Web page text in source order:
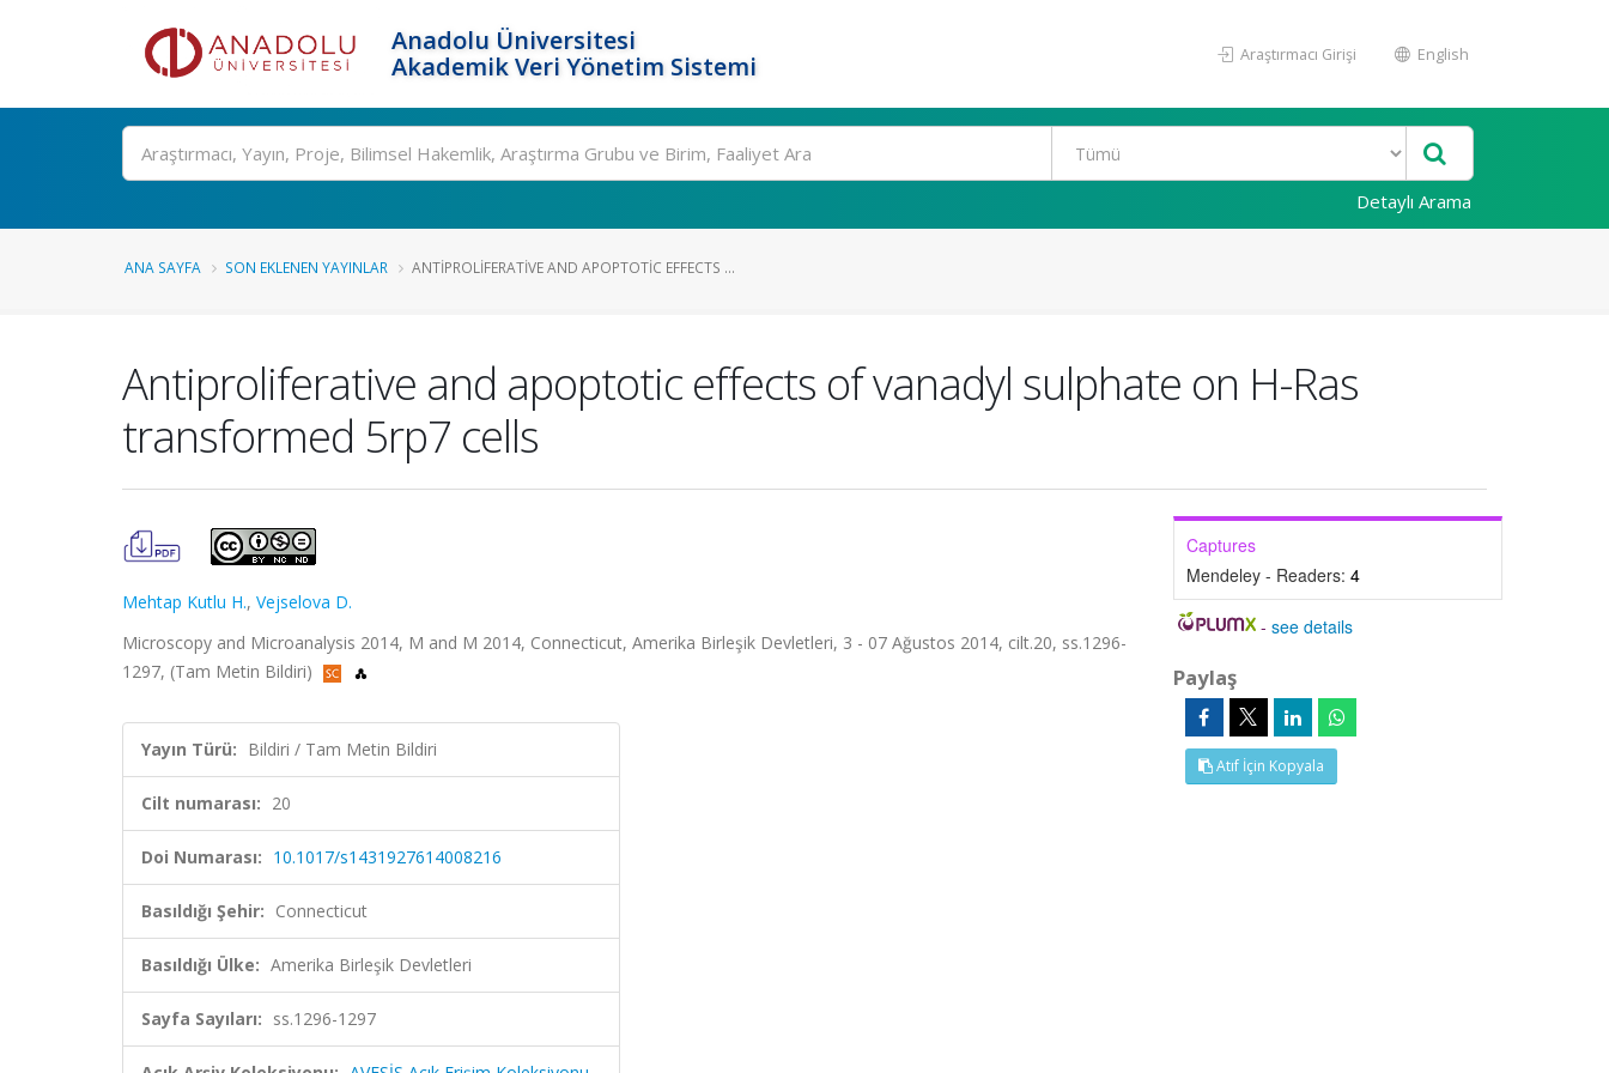
Anadolu Üniversitesi
Akademik Veri Yönetim Sistemi
Araştırmacı Girişi English
Ara
Detaylı Arama
ANA SAYFA SON EKLENEN YAYINLAR ANTIPROLIFERATIVE AND APOPTOTIC EFFECTS ...
Antiproliferative and apoptotic effects of vanadyl sulphate on H-Ras
transformed 5rp7 cells
Mehtap Kutlu H., Vejselova D.
Microscopy and Microanalysis 2014, M and M 2014, Connecticut, Amerika Birleşik Devletleri, 3 - 07 Ağustos 2014, cilt.20, ss.1296-
1297, (Tam Metin Bildiri)
Yayın Türü: Bildiri / Tam Metin Bildiri
Cilt numarası: 20
Doi Numarası: 10.1017/s1431927614008216
Basıldığı Şehir: Connecticut
Basıldığı Ülke: Amerika Birleşik Devletleri
Sayfa Sayıları: ss.1296-1297
Captures
Mendeley - Readers: 4
-see details
Paylaş
Atıf İçin Kopyala